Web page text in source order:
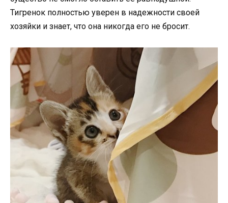
Тигренок полностью уверен в надежности своей
хозяйки и знает, что она никогда его не бросит.